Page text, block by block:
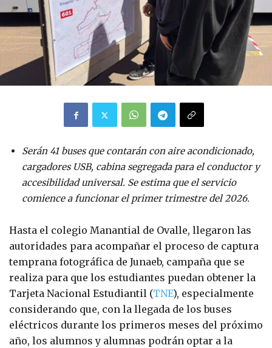
Serán 41 buses que contarán con aire acondicionado,
cargadores USB, cabina segregada para el conductor y
accesibilidad universal. Se estima que el servicio
comience a funcionar el primer trimestre del 2026.
Hasta el colegio Manantial de Ovalle, llegaron las
autoridades para acompañar el proceso de captura
temprana fotográfica de Junaeb, campaña que se
realiza para que los estudiantes puedan obtener la
Tarjeta Nacional Estudiantil (TNE), especialmente
considerando que, con la llegada de los buses
eléctricos durante los primeros meses del próximo
año, los alumnos y alumnas podrán optar a la